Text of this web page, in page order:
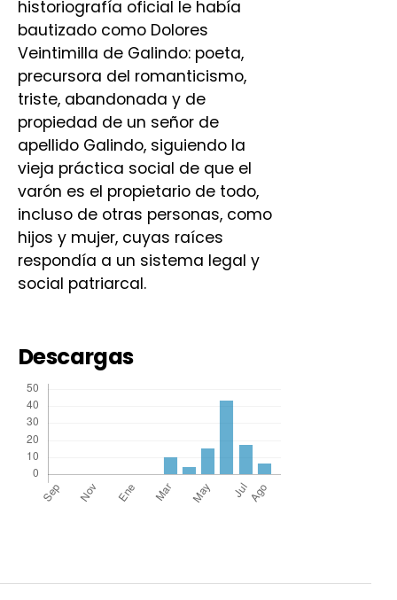
historiografía oficial le había
bautizado como Dolores
Veintimilla de Galindo: poeta,
precursora del romanticismo,
triste, abandonada y de
propiedad de un señor de
apellido Galindo, siguiendo la
vieja práctica social de que el
varón es el propietario de todo,
incluso de otras personas, como
hijos y mujer, cuyas raíces
respondía a un sistema legal y
social patriarcal.
Descargas